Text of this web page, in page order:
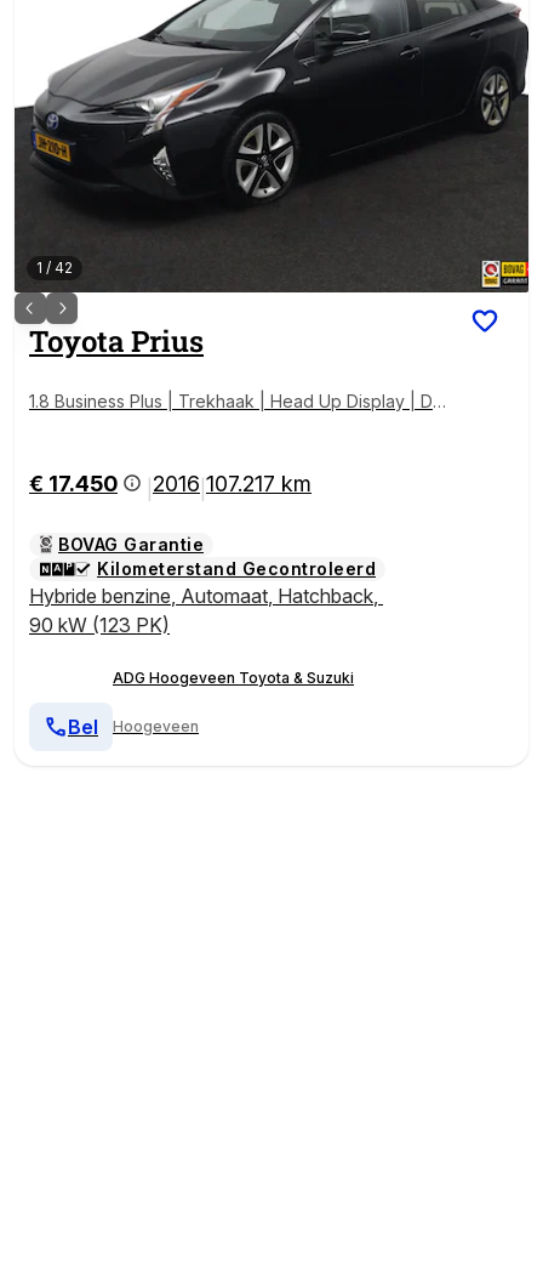
1 / 42
ToyotaPrius
1.8 Business Plus | Trekhaak | Head Up Display | Dod
€ 17.450 2016 107.217 km
BOVAG Garantie
Kilometerstand Gecontroleerd
Hybride benzine, Automaat, Hatchback,
90 kW (123 PK)
ADG Hoogeveen Toyota & Suzuki
Hoogeveen
Bel